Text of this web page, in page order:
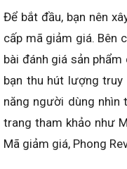
Để bắt đầu, bạn nên
cấp mã giảm giá. Bên
bài đánh giá sản
bạn thu hút lượng
năng người dùng nhìn
trang tham khảo như
Mã giảm giá, Phong